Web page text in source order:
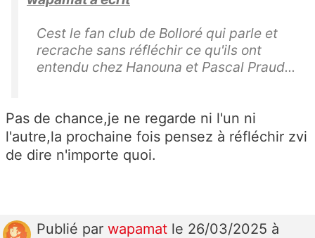
Cest le fan club de Bolloré qui parle et
recrache sans réfléchir ce qu'ils ont
entendu chez Hanouna et Pascal Praud...
Pas de chance,je ne regarde ni l'un ni
l'autre,la prochaine fois pensez à réfléchir zvi
de dire n'importe quoi.
Publié par wapamat le 26/03/2025 à